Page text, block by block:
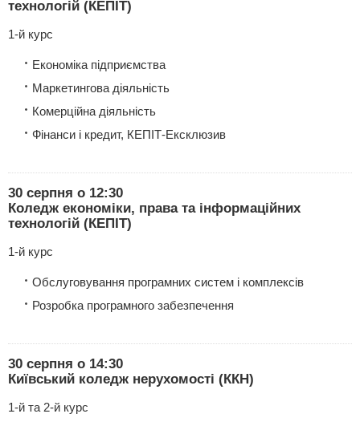
технологій (КЕПІТ)
1-й курс
Економіка підприємства
Маркетингова діяльність
Комерційна діяльність
Фінанси і кредит, КЕПІТ-Ексклюзив
30 серпня о 12:30
Коледж економіки, права та інформаційних
технологій (КЕПІТ)
1-й курс
Обслуговування програмних систем і комплексів
Розробка програмного забезпечення
30 серпня о 14:30
Київський коледж нерухомості (ККН)
1-й та 2-й курс